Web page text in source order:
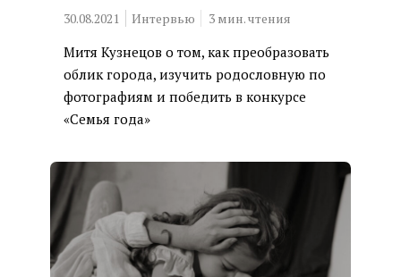
30.08.2021 Интервью 3 мин. чтения
Митя Кузнецов о том, как преобразовать
облик города, изучить родословную по
фотографиям и победить в конкурсе
«Семья года»